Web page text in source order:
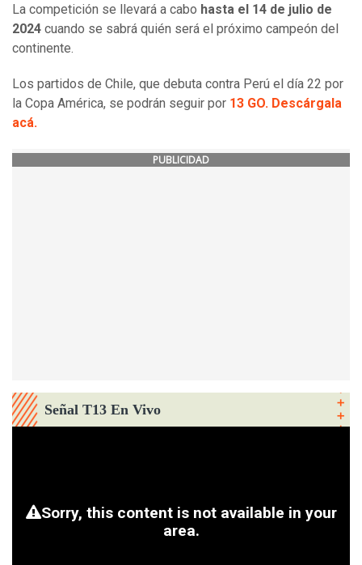
La competición se llevará a cabo hasta el 14 de julio de
2024 cuando se sabrá quién será el próximo campeón del
continente.
Los partidos de Chile, que debuta contra Perú el día 22 por
la Copa América, se podrán seguir por 13 GO. Descárgala
acá.
PUBLICIDAD
Señal T13 En Vivo